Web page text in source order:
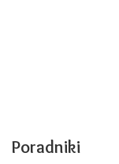
Poradniki